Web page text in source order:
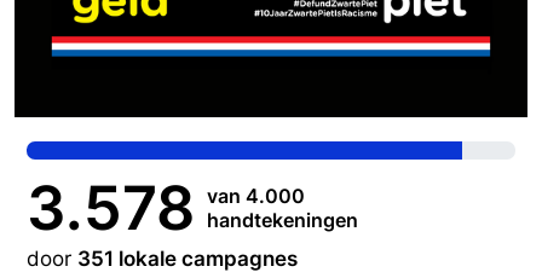
3.578 van 4.000
handtekeningen
door 351 lokale campagnes